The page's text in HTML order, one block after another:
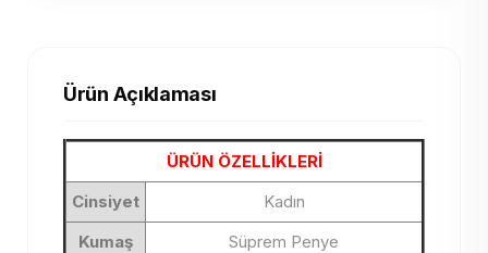
Ürün Açıklaması
ÜRÜN ÖZELLİKLERİ
Cinsiyet
Kadın
Kumaş
Süprem Penye